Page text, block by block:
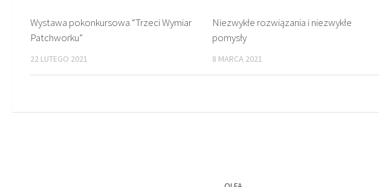
Wystawa pokonkursowa “Trzeci Wymiar
Patchworku”
22 LUTEGO 2021
Niezwykłe rozwiązania i niezwykłe
pomysły
8 MARCA 2021